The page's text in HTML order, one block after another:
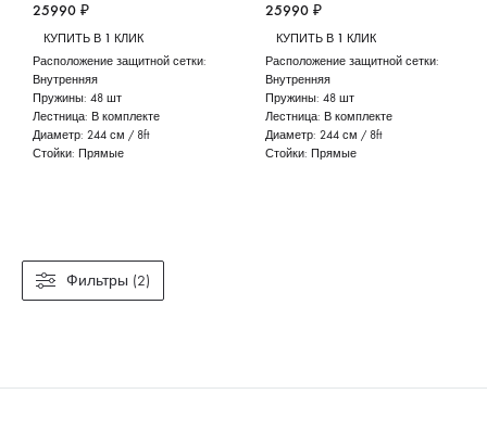
25990 ₽
КУПИТЬ В 1 КЛИК
Расположение защитной сетки:
Внутренняя
Пружины: 48 шт
Лестница: В комплекте
Диаметр: 244 см / 8ft
Стойки: Прямые
25990 ₽
КУПИТЬ В 1 КЛИК
Расположение защитной сетки:
Внутренняя
Пружины: 48 шт
Лестница: В комплекте
Диаметр: 244 см / 8ft
Стойки: Прямые
Фильтры (2)